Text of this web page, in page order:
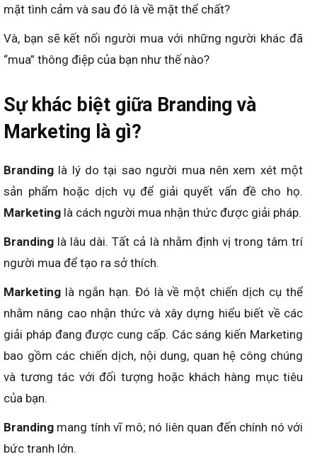
mặt tình cảm và sau đó là về mặt thể chất?
Và, bạn sẽ kết nối người mua với những người khác đã
“mua” thông điệp của bạn như thế nào?
Sự khác biệt giữa Branding và
Marketing là gì?
Branding là lý do tại sao người mua nên xem xét một
sản phẩm hoặc dịch vụ để giải quyết vấn đề cho họ.
Marketing là cách người mua nhận thức được giải pháp.
Branding là lâu dài. Tất cả là nhằm định vị trong tâm trí
người mua để tạo ra sở thích.
Marketing là ngắn hạn. Đó là về một chiến dịch cụ thể
nhằm nâng cao nhận thức và xây dựng hiểu biết về các
giải pháp đang được cung cấp. Các sáng kiến Marketing
bao gồm các chiến dịch, nội dung, quan hệ công chúng
và tương tác với đối tượng hoặc khách hàng mục tiêu
của bạn.
Branding mang tính vĩ mô; nó liên quan đến chính nó với
bức tranh lớn.